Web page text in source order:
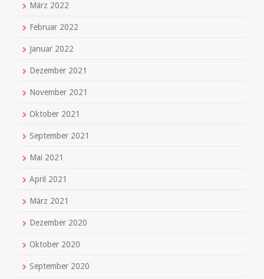
März 2022
Februar 2022
Januar 2022
Dezember 2021
November 2021
Oktober 2021
September 2021
Mai 2021
April 2021
März 2021
Dezember 2020
Oktober 2020
September 2020